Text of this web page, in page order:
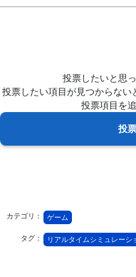
投票したいと思
投票したい項目が見つからない
投票項目を
カテゴリ： ゲーム
タグ： リアルタイムシミュレーシ